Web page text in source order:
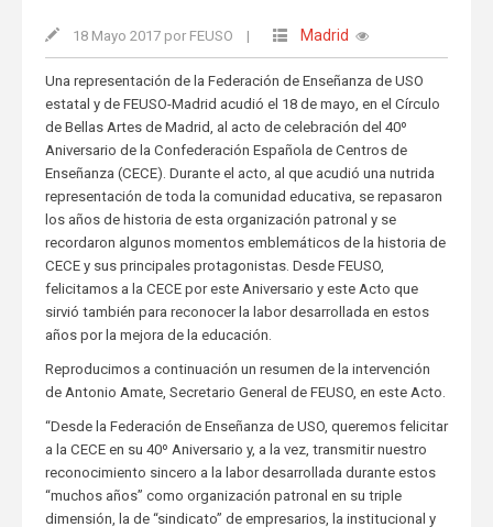
18 Mayo 2017 por FEUSO | Madrid
Una representación de la Federación de Enseñanza de USO
estatal y de FEUSO-Madrid acudió el 18 de mayo, en el Círculo
de Bellas Artes de Madrid, al acto de celebración del 40º
Aniversario de la Confederación Española de Centros de
Enseñanza (CECE). Durante el acto, al que acudió una nutrida
representación de toda la comunidad educativa, se repasaron
los años de historia de esta organización patronal y se
recordaron algunos momentos emblemáticos de la historia de
CECE y sus principales protagonistas. Desde FEUSO,
felicitamos a la CECE por este Aniversario y este Acto que
sirvió también para reconocer la labor desarrollada en estos
años por la mejora de la educación.
Reproducimos a continuación un resumen de la intervención
de Antonio Amate, Secretario General de FEUSO, en este Acto.
“Desde la Federación de Enseñanza de USO, queremos felicitar
a la CECE en su 40º Aniversario y, a la vez, transmitir nuestro
reconocimiento sincero a la labor desarrollada durante estos
“muchos años” como organización patronal en su triple
dimensión, la de “sindicato” de empresarios, la institucional y